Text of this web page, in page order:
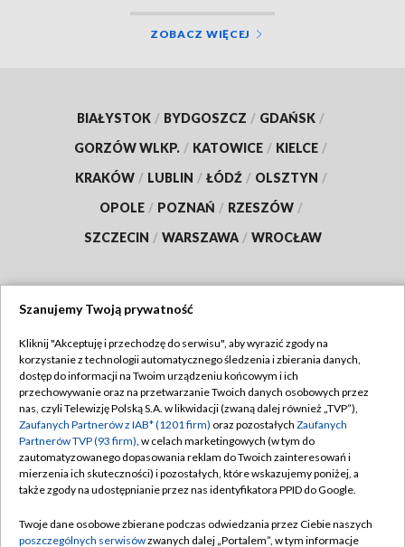
ZOBACZ WIĘCEJ
BIAŁYSTOK / BYDGOSZCZ / GDAŃSK /
GORZÓW WLKP. / KATOWICE / KIELCE /
KRAKÓW / LUBLIN / ŁÓDŹ / OLSZTYN /
OPOLE / POZNAŃ / RZESZÓW /
SZCZECIN / WARSZAWA / WROCŁAW
TVP
Abonament TVP
Emisja w TVP
Centrum informacji TVP
Naziemna Telewizja Cyfrowa
Rada Programowa
Regulamin TVP
Polityka prywatności
Moje zgody
Pomoc
Kontakt
Szanujemy Twoją prywatność
Kliknij "Akceptuję i przechodzę do serwisu", aby wyrazić zgody na
korzystanie z technologii automatycznego śledzenia i zbierania danych,
dostęp do informacji na Twoim urządzeniu końcowym i ich
przechowywanie oraz na przetwarzanie Twoich danych osobowych przez
nas, czyli Telewizję Polską S.A. w likwidacji (zwaną dalej również „TVP”),
Zaufanych Partnerów z IAB* (1201 firm) oraz pozostałych Zaufanych
Partnerów TVP (93 firm), w celach marketingowych (w tym do
zautomatyzowanego dopasowania reklam do Twoich zainteresowań i
mierzenia ich skuteczności) i pozostałych, które wskazujemy poniżej, a
także zgody na udostępnianie przez nas identyfikatora PPID do Google.
Twoje dane osobowe zbierane podczas odwiedzania przez Ciebie naszych
poszczególnych serwisówzwanych dalej „Portalem”, w tym informacje